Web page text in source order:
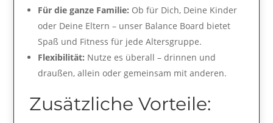
Für die ganze Familie: Ob für Dich, Deine Kinder
oder Deine Eltern – unser Balance Board bietet
Spaß und Fitness für jede Altersgruppe.
Flexibilität: Nutze es überall – drinnen und
draußen, allein oder gemeinsam mit anderen.
Zusätzliche Vorteile: